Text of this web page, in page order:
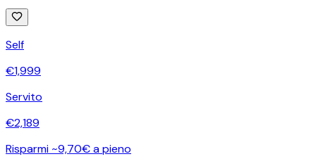
Self
€1,999
Servito
€2,189
Risparmi ~9,70€ a pieno